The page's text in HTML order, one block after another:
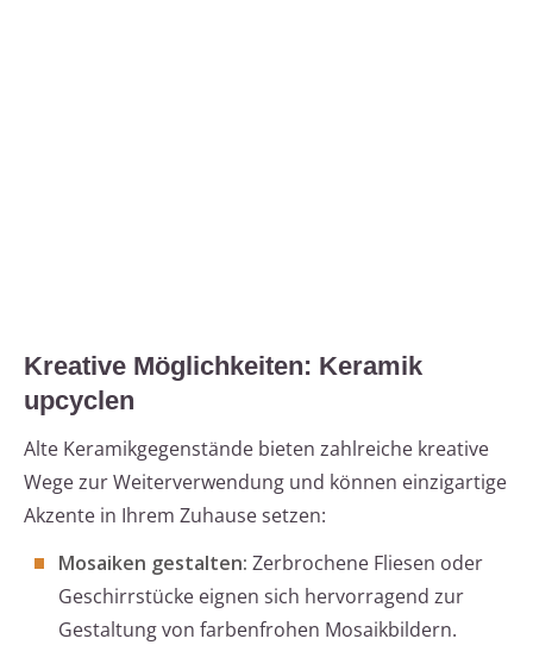
Kreative Möglichkeiten: Keramik
upcyclen
Alte Keramikgegenstände bieten zahlreiche kreative
Wege zur Weiterverwendung und können einzigartige
Akzente in Ihrem Zuhause setzen:
Mosaiken gestalten: Zerbrochene Fliesen oder
Geschirrstücke eignen sich hervorragend zur
Gestaltung von farbenfrohen Mosaikbildern.